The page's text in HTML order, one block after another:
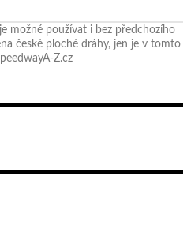
možné používat i bez předchozího
české ploché dráhy, jen je v tomto
Z.cz